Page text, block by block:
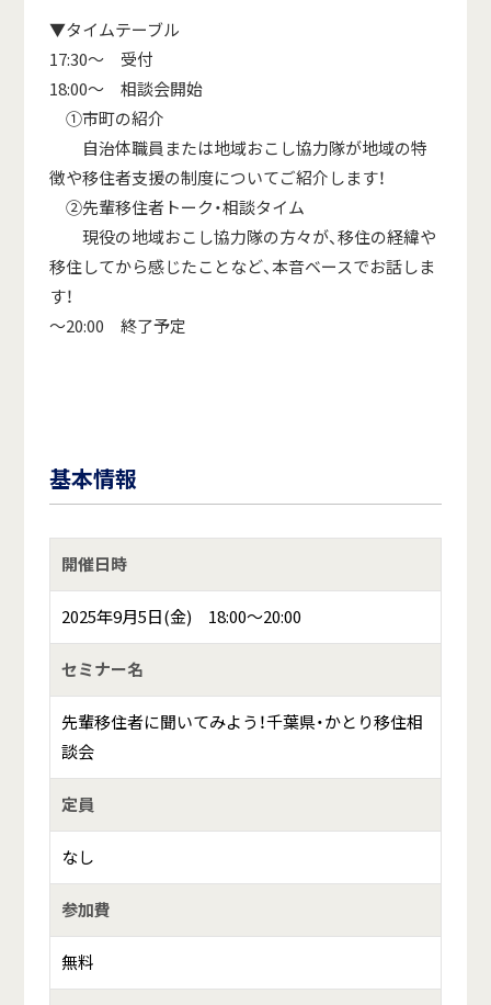
▼タイムテーブル
17:30～ 受付
18:00～ 相談会開始
①市町の紹介
自治体職員または地域おこし協力隊が地域の特
徴や移住者支援の制度についてご紹介します！
②先輩移住者トーク・相談タイム
現役の地域おこし協力隊の方々が、移住の経緯や
移住してから感じたことなど、本音ベースでお話しま
す！
～20:00 終了予定
基本情報
開催日時
2025年9月5日(金) 18:00～20:00
セミナー名
先輩移住者に聞いてみよう！千葉県・かとり移住相
談会
定員
なし
参加費
無料